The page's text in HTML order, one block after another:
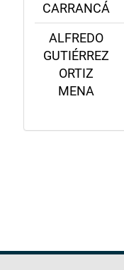
CARRANCÁ
ALFREDO
GUTIÉRREZ
ORTIZ
MENA